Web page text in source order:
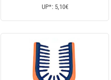
UP*: 5,10€